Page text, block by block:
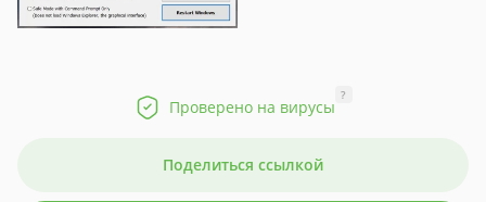
Проверено на вирусы
?
Поделиться ссылкой